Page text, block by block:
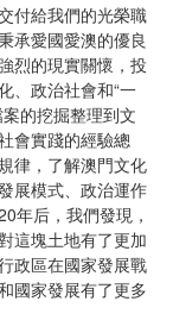
付給我們的光榮職
承愛國愛澳的優良
烈的現實關懷，投
、政治社會和“一
的挖掘整理到文
會實踐的經驗總
律，了解澳門文化
展模式、政治運作
年后，我們發現，
這塊土地有了更加
政區在國家發展戰
國家發展有了更多